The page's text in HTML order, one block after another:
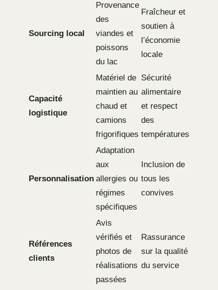
Sourcing local
Provenance
des
viandes et
poissons
du lac
Fraîcheur et
soutien à
l’économie
locale
Capacité
logistique
Matériel de
maintien au
chaud et
camions
frigorifiques
Sécurité
alimentaire
et respect
des
températures
Personnalisation
Adaptation
aux
allergies ou
régimes
spécifiques
Inclusion de
tous les
convives
Références
clients
Avis
vérifiés et
photos de
réalisations
passées
Rassurance
sur la qualité
du service